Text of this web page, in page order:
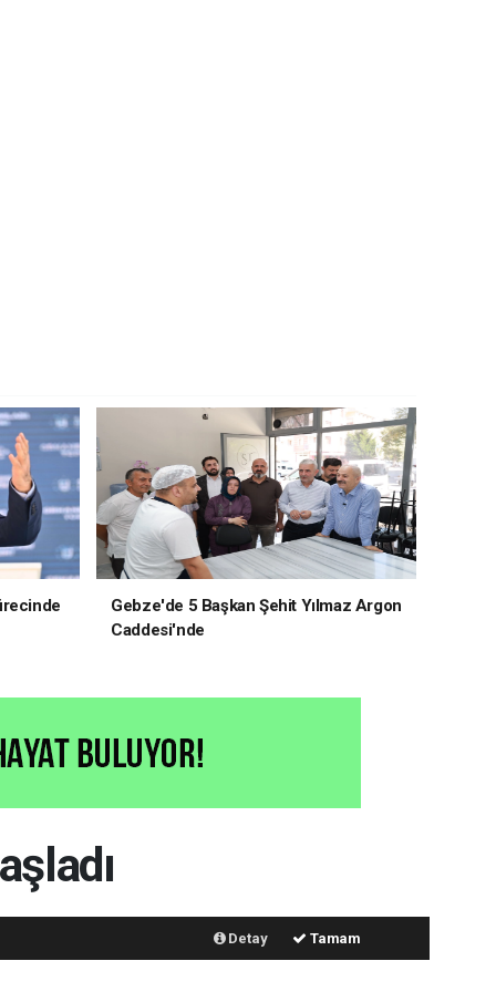
Gebze'de 5 Başkan Şehit Yılmaz Argon
Caddesi'nde
Detay Tamam